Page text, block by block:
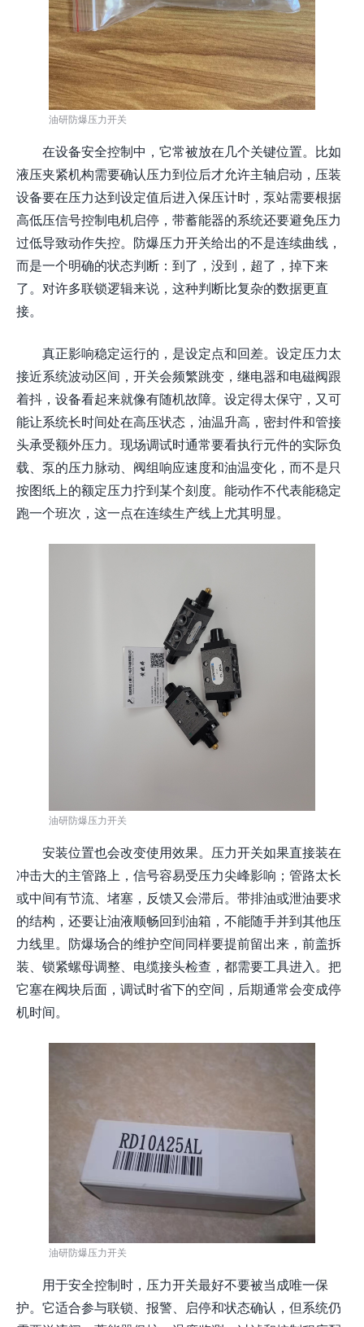
油研防爆压力开关
在设备安全控制中，它常被放在几个关键位置。比如
液压夹紧机构需要确认压力到位后才允许主轴启动，压装
设备要在压力达到设定值后进入保压计时，泵站需要根据
高低压信号控制电机启停，带蓄能器的系统还要避免压力
过低导致动作失控。防爆压力开关给出的不是连续曲线，
而是一个明确的状态判断：到了，没到，超了，掉下来
了。对许多联锁逻辑来说，这种判断比复杂的数据更直
接。
真正影响稳定运行的，是设定点和回差。设定压力太
接近系统波动区间，开关会频繁跳变，继电器和电磁阀跟
着抖，设备看起来就像有随机故障。设定得太保守，又可
能让系统长时间处在高压状态，油温升高，密封件和管接
头承受额外压力。现场调试时通常要看执行元件的实际负
载、泵的压力脉动、阀组响应速度和油温变化，而不是只
按图纸上的额定压力拧到某个刻度。能动作不代表能稳定
跑一个班次，这一点在连续生产线上尤其明显。
油研防爆压力开关
安装位置也会改变使用效果。压力开关如果直接装在
冲击大的主管路上，信号容易受压力尖峰影响；管路太长
或中间有节流、堵塞，反馈又会滞后。带排油或泄油要求
的结构，还要让油液顺畅回到油箱，不能随手并到其他压
力线里。防爆场合的维护空间同样要提前留出来，前盖拆
装、锁紧螺母调整、电缆接头检查，都需要工具进入。把
它塞在阀块后面，调试时省下的空间，后期通常会变成停
机时间。
油研防爆压力开关
用于安全控制时，压力开关最好不要被当成唯一保
护。它适合参与联锁、报警、启停和状态确认，但系统仍